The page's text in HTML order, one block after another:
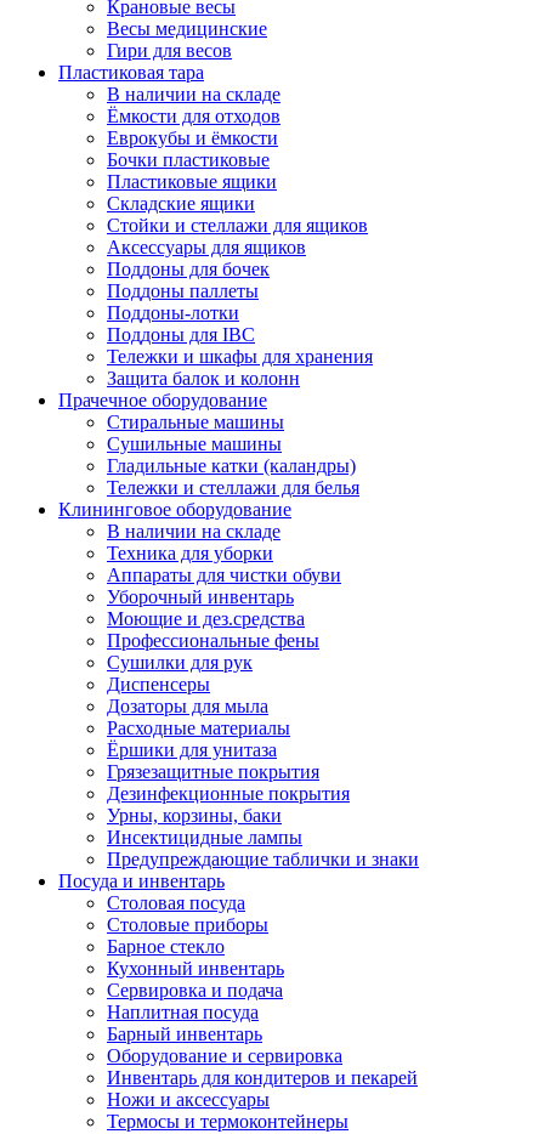
Крановые весы
Весы медицинские
Гири для весов
Пластиковая тара
В наличии на складе
Ёмкости для отходов
Еврокубы и ёмкости
Бочки пластиковые
Пластиковые ящики
Складские ящики
Стойки и стеллажи для ящиков
Аксессуары для ящиков
Поддоны для бочек
Поддоны паллеты
Поддоны-лотки
Поддоны для IBC
Тележки и шкафы для хранения
Защита балок и колонн
Прачечное оборудование
Стиральные машины
Сушильные машины
Гладильные катки (каландры)
Тележки и стеллажи для белья
Клининговое оборудование
В наличии на складе
Техника для уборки
Аппараты для чистки обуви
Уборочный инвентарь
Моющие и дез.средства
Профессиональные фены
Сушилки для рук
Диспенсеры
Дозаторы для мыла
Расходные материалы
Ёршики для унитаза
Грязезащитные покрытия
Дезинфекционные покрытия
Урны, корзины, баки
Инсектицидные лампы
Предупреждающие таблички и знаки
Посуда и инвентарь
Столовая посуда
Столовые приборы
Барное стекло
Кухонный инвентарь
Сервировка и подача
Наплитная посуда
Барный инвентарь
Оборудование и сервировка
Инвентарь для кондитеров и пекарей
Ножи и аксессуары
Термосы и термоконтейнеры